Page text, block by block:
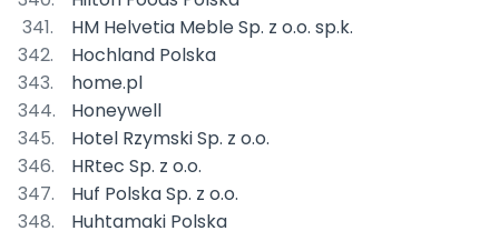
HM Helvetia Meble Sp. z o.o. sp.k.
Hochland Polska
home.pl
Honeywell
Hotel Rzymski Sp. z o.o.
HRtec Sp. z o.o.
Huf Polska Sp. z o.o.
Huhtamaki Polska